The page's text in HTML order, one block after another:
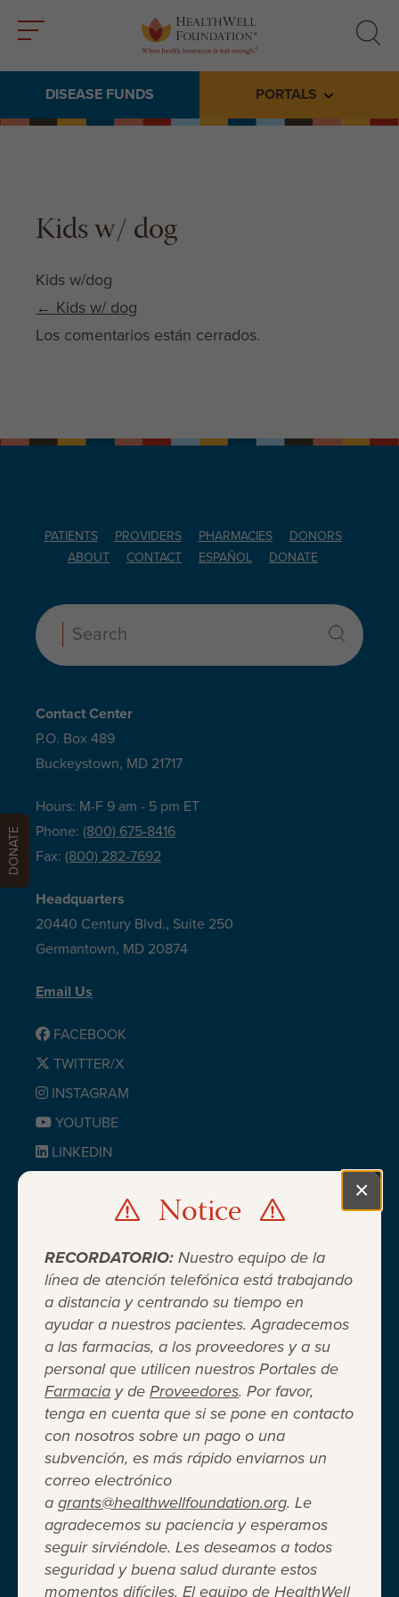
Notice
RECORDATORIO: Nuestro equipo de la
línea de atención telefónica está trabajando
a distancia y centrando su tiempo en
ayudar a nuestros pacientes. Agradecemos
a las farmacias, a los proveedores y a su
personal que utilicen nuestros Portales de
Farmacia y de Proveedores. Por favor,
tenga en cuenta que si se pone en contacto
con nosotros sobre un pago o una
subvención, es más rápido enviarnos un
correo electrónico
a grants@healthwellfoundation.org. Le
agradecemos su paciencia y esperamos
seguir sirviéndole. Les deseamos a todos
seguridad y buena salud durante estos
momentos difíciles. El equipo de HealthWell
×
search
DISEASE FUNDS PORTALS Toggle
Kids w/ dog
Kids w/dog
Post navigation
← Kids w/ dog
Los comentarios están cerrados.
PATIENTS PROVIDERS PHARMACIES
DONORS
ABOUT
CONTACT ESPAÑOL DONATE
Search:
Cuando el seguro médico no es
suficiente ®
Entidad 501(c)(3) independiente sin fines de lucro
que brinda asistencia financiera a adultos y niños
para cubrir el costo del coseguro de los
medicamentos recetados, copagos, deducibles,
primas de seguro médico y otros gastos médicos
directos de su bolsillo seleccionados.
Contact Center
P.O. Box 489
Buckeystown, MD 21717
Hours: M-F 9 am - 5 pm ET
Phone: (800) 675-8416
Fax: (800) 282-7692
Headquarters
20440 Century Blvd., Suite 250
Germantown, MD 20874
Email Us
FACEBOOK
TWITTER/X
INSTAGRAM
YOUTUBE
LINKEDIN
Terms of Use Privacy Policy Accessibility
DONATE